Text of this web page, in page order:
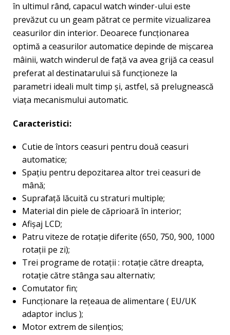
în ultimul rând, capacul watch winder-ului este
prevăzut cu un geam pătrat ce permite vizualizarea
ceasurilor din interior. Deoarece funcționarea
optimă a ceasurilor automatice depinde de mișcarea
mâinii, watch winderul de față va avea grijă ca ceasul
preferat al destinatarului să funcționeze la
parametri ideali mult timp și, astfel, să prelugnească
viața mecanismului automatic.
Caracteristici:
Cutie de întors ceasuri pentru două ceasuri
automatice;
Spațiu pentru depozitarea altor trei ceasuri de
mână;
Suprafață lăcuită cu straturi multiple;
Material din piele de căprioară în interior;
Afișaj LCD;
Patru viteze de rotație diferite (650, 750, 900, 1000
rotații pe zi);
Trei programe de rotații : rotație către dreapta,
rotație către stânga sau alternativ;
Comutator fin;
Funcţionare la reţeaua de alimentare ( EU/UK
adaptor inclus );
Motor extrem de silențios;